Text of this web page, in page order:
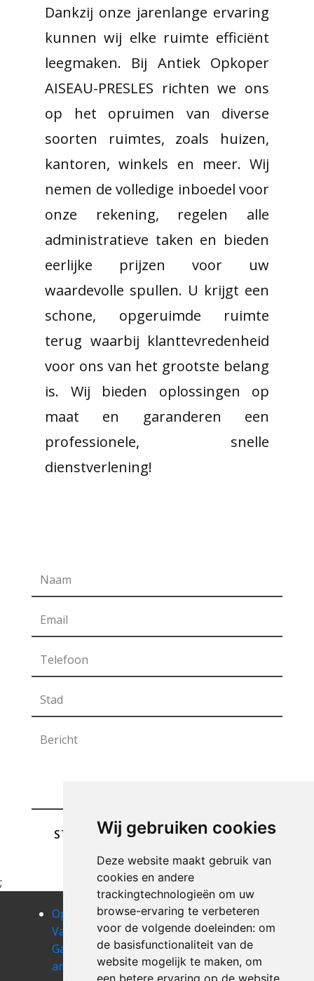
Wij gebruiken cookies
Deze website maakt gebruik van
cookies en andere
trackingtechnologieën om uw
browse-ervaring te verbeteren
voor de volgende doeleinden: om
de basisfunctionaliteit van de
website mogelijk te maken, om
een betere ervaring op de website
Dankzij onze jarenlange ervaring
kunnen wij elke ruimte efficiënt
leegmaken. Bij Antiek Opkoper
AISEAU-PRESLES richten we ons
op het opruimen van diverse
soorten ruimtes, zoals huizen,
kantoren, winkels en meer. Wij
nemen de volledige inboedel voor
onze rekening, regelen alle
administratieve taken en bieden
eerlijke prijzen voor uw
waardevolle spullen. U krijgt een
schone, opgeruimde ruimte
terug waarbij klanttevredenheid
voor ons van het grootste belang
is. Wij bieden oplossingen op
maat en garanderen een
professionele, snelle
dienstverlening!
STUREN
;
Opruimen
Van Uw
Garage
amougies
Opruimen
Van Uw
Garage
anderlues
Opruimen
Van Uw
Garage angre
Opruimen